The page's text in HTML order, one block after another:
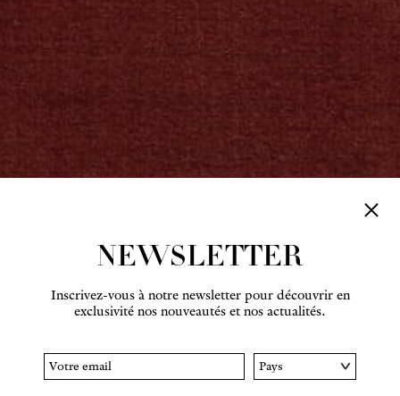
NEWSLETTER
Inscrivez-vous à notre newsletter pour découvrir en
exclusivité nos nouveautés et nos actualités.